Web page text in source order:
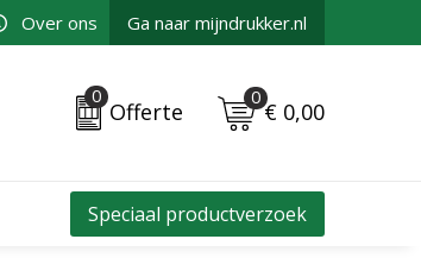
Over ons Ga naar mijndrukker.nl
0
Offerte
0
€ 0,00
Speciaal productverzoek